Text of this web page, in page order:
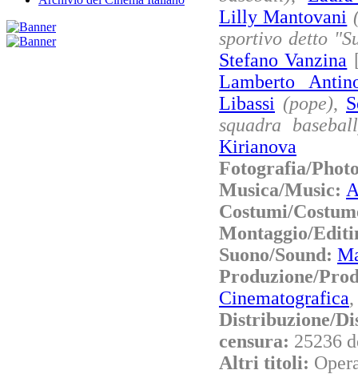
Lilly Mantovani
sportivo detto
Stefano Vanzina
Lamberto
Libassi (pope),
squadra
Kirianova
Fotografia/
Musica/Music:
Costumi/
Montaggio/
Suono/Sound:
Produzione/
Cinematografica,
Distribuzione/
censura: 25236
Altri titoli: